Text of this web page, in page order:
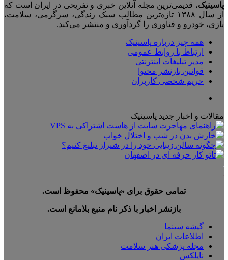
پاسینیک، قدیمی‌ترین مجله آنلاین خبری و تفریحی در ایران است که
از سال ۱۳۸۸ تازه‌ترین مطالب سبک زندگی، سرگرمی، سلامت،
بازی، خودرو و فناوری را گردآوری و منتشر می‌کند.
همه چیز درباره پاسینیک
ارتباط با روابط عمومی
مدیر تبلیغات اینترنتی
قوانین بازنشر محتوا
حریم شخصی کاربران
مقالات و اخبار جدید پاسینیک
تمامی حقوق برای «پاسینیک» محفوظ است.
بازنشر اخبار با ذکر نام منبع بلامانع است.
گیشه سینما
اطلاعات ایران
مجله پزشکی هنر سلامت
نایلکس